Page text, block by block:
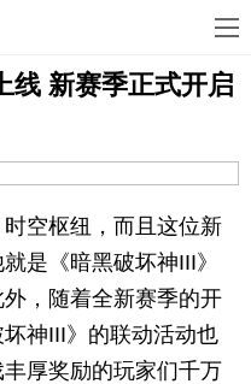
线 新赛季正式开启
空枢纽，而且这位新
是《暗黑破坏神III》
，随着全新赛季的开
神III》的联动活动也
厚奖励的玩家们千万